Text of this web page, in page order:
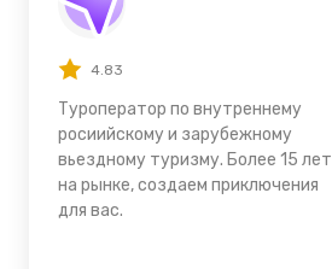
4.83
Туроператор по внутреннему
росиийскому и зарубежному
вьездному туризму. Более 15 лет
на рынке, создаем приключения
для вас.